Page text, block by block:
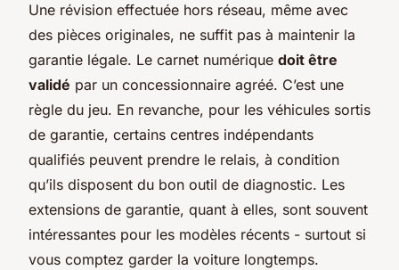
Une révision effectuée hors réseau, même avec
des pièces originales, ne suffit pas à maintenir la
garantie légale. Le carnet numérique doit être
validé par un concessionnaire agréé. C’est une
règle du jeu. En revanche, pour les véhicules sortis
de garantie, certains centres indépendants
qualifiés peuvent prendre le relais, à condition
qu’ils disposent du bon outil de diagnostic. Les
extensions de garantie, quant à elles, sont souvent
intéressantes pour les modèles récents - surtout si
vous comptez garder la voiture longtemps.